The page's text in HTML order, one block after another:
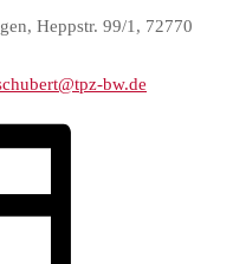
Heppstr. 99/1, 72770
bw.de